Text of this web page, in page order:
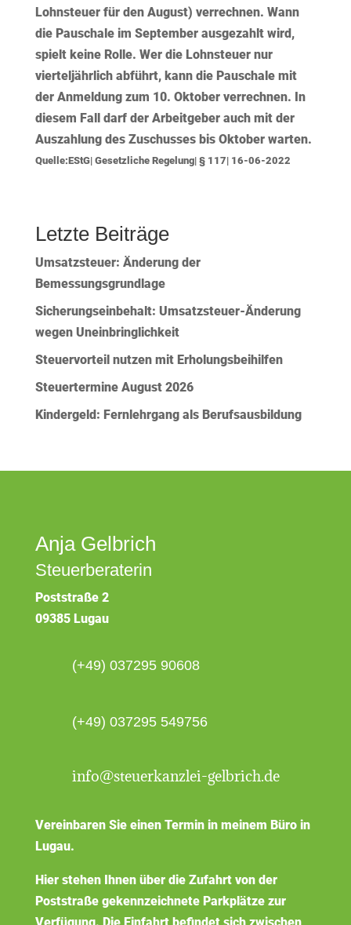
Lohnsteuer für den August) verrechnen. Wann
die Pauschale im September ausgezahlt wird,
spielt keine Rolle. Wer die Lohnsteuer nur
vierteljährlich abführt, kann die Pauschale mit
der Anmeldung zum 10. Oktober verrechnen. In
diesem Fall darf der Arbeitgeber auch mit der
Auszahlung des Zuschusses bis Oktober warten.
Quelle:EStG| Gesetzliche Regelung| § 117| 16-06-2022
Letzte Beiträge
Umsatzsteuer: Änderung der
Bemessungsgrundlage
Sicherungseinbehalt: Umsatzsteuer-Änderung
wegen Uneinbringlichkeit
Steuervorteil nutzen mit Erholungsbeihilfen
Steuertermine August 2026
Kindergeld: Fernlehrgang als Berufsausbildung
Anja Gelbrich
Steuerberaterin
Poststraße 2
09385 Lugau
(+49) 037295 90608
(+49) 037295 549756
info@steuerkanzlei-gelbrich.de
Vereinbaren Sie einen Termin in meinem Büro in
Lugau.
Hier stehen Ihnen über die Zufahrt von der
Poststraße gekennzeichnete Parkplätze zur